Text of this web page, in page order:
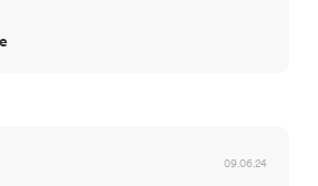
09.06.24